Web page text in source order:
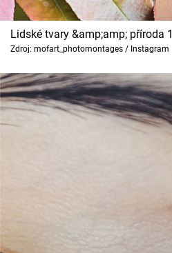
Cool Esport
Pořady
TV Program
Sledujte prima+
Lidské tvary &amp;amp; příroda 1
Zdroj: mofart_photomontages / Instagram